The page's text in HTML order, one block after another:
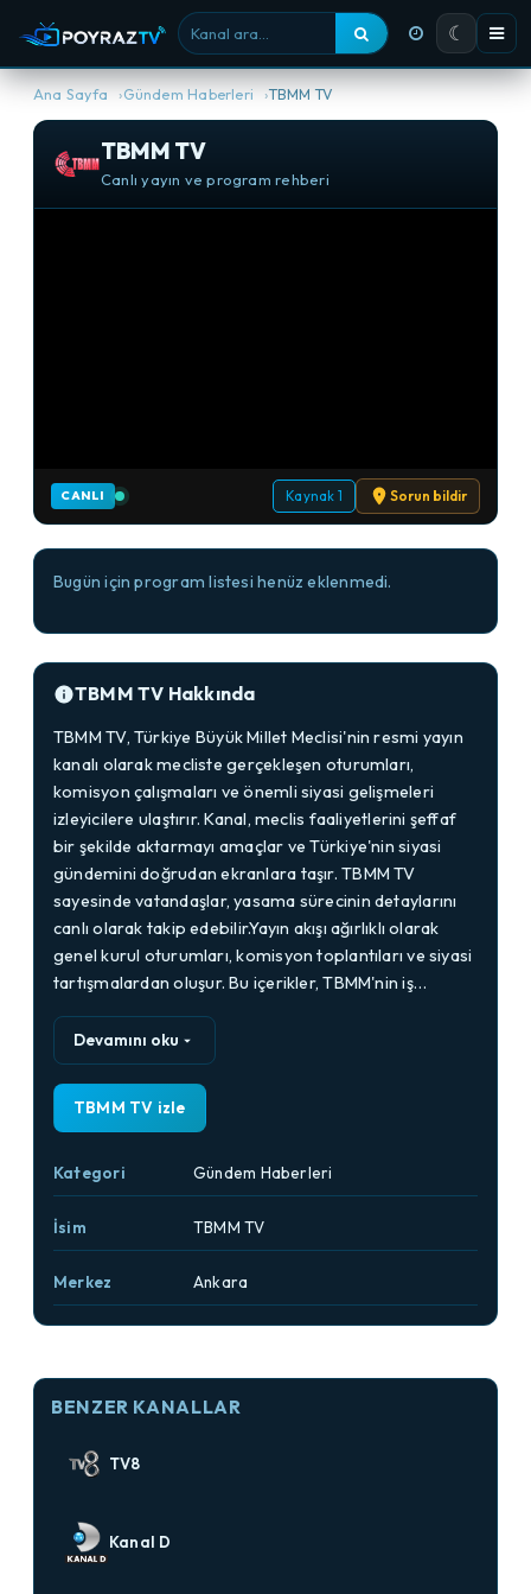
Kanal ara ☾
Ana Sayfa Gündem Haberleri TBMM TV
TBMM TV
Canlı yayın ve program rehberi
CANLI Kaynak 1 Sorun bildir
Bugün için program listesi henüz eklenmedi.
TBMM TV Hakkında
TBMM TV, Türkiye Büyük Millet Meclisi'nin resmi yayın
kanalı olarak mecliste gerçekleşen oturumları,
komisyon çalışmaları ve önemli siyasi gelişmeleri
izleyicilere ulaştırır. Kanal, meclis faaliyetlerini şeffaf
bir şekilde aktarmayı amaçlar ve Türkiye'nin siyasi
gündemini doğrudan ekranlara taşır. TBMM TV
sayesinde vatandaşlar, yasama sürecinin detaylarını
canlı olarak takip edebilir.Yayın akışı ağırlıklı olarak
genel kurul oturumları, komisyon toplantıları ve siyasi
tartışmalardan oluşur. Bu içerikler, TBMM'nin iş…
Devamını oku
TBMM TV izle
Kategori Gündem Haberleri
İsim TBMM TV
Merkez Ankara
BENZER KANALLAR
TV8
Kanal D